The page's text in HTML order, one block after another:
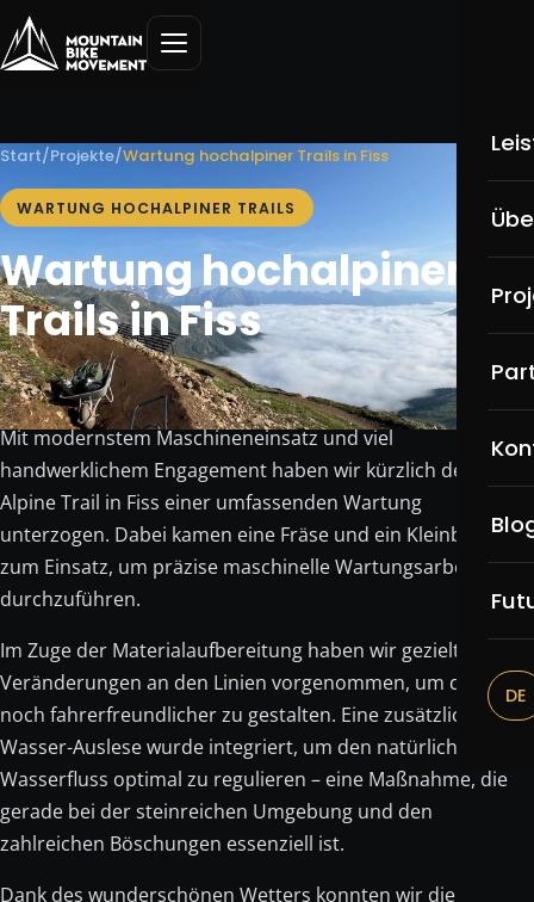
DE
Start/Projekte/Wartung hochalpiner Trails in Fiss
WARTUNG HOCHALPINER TRAILS
Wartung hochalpiner
Trails in Fiss
Mit modernstem Maschineneinsatz und viel
handwerklichem Engagement haben wir kürzlich den Hoch
Alpine Trail in Fiss einer umfassenden Wartung
unterzogen. Dabei kamen eine Fräse und ein Kleinbagger
zum Einsatz, um präzise maschinelle Wartungsarbeiten
durchzuführen.
Im Zuge der Materialaufbereitung haben wir gezielt kleine
Veränderungen an den Linien vorgenommen, um den Trail
noch fahrerfreundlicher zu gestalten. Eine zusätzliche
Wasser-Auslese wurde integriert, um den natürlichen
Wasserfluss optimal zu regulieren – eine Maßnahme, die
gerade bei der steinreichen Umgebung und den
zahlreichen Böschungen essenziell ist.
Dank des wunderschönen Wetters konnten wir die